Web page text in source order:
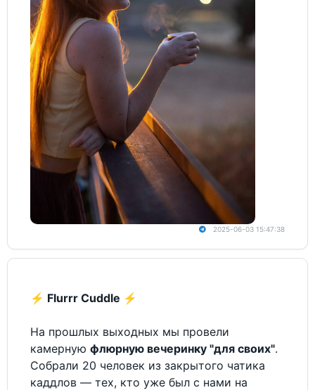
2025-06-03 15:47:38
⚡️ Flurrr Cuddle ⚡️
На прошлых выходных мы провели
камерную флюрную вечеринку "для своих".
Собрали 20 человек из закрытого чатика
каддлов — тех, кто уже был с нами на